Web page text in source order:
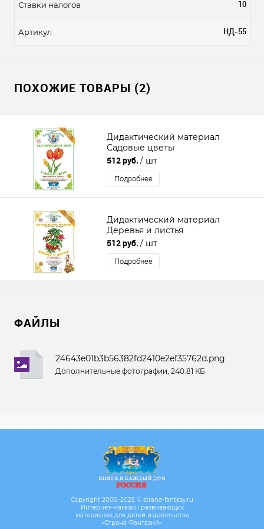
Ставки налогов 10
Артикул НД-55
ПОХОЖИЕ ТОВАРЫ (2)
Дидактический материал
Садовые цветы
512 руб. / шт
Подробнее
Дидактический материал
Деревья и листья
512 руб. / шт
Подробнее
ФАЙЛЫ
24643e01b3b56382fd2410e2ef35762d.png
Дополнительные фотографии, 240.81 КБ
Copyright 2000-2025 © strana-fantasy.ru
Интернет-магазин развивающих
материалов для детей издательства
«Страна Фантазий».